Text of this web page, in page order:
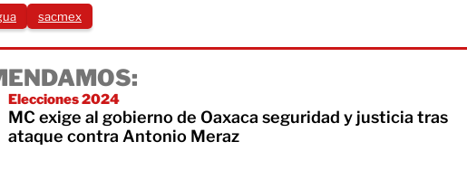
sacmex
Elecciones 2024
MC exige al gobierno de Oaxaca seguridad y justicia tras
ataque contra Antonio Meraz